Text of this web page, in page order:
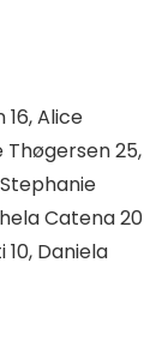
Alice
Thøgersen 25,
Catena 20
Daniela